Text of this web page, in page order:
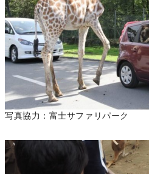
写真協力：富士サファリパーク